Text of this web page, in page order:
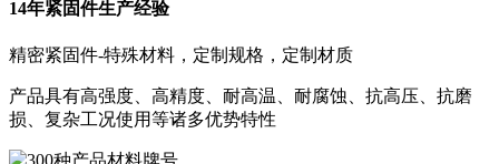
14年紧固件生产经验
精密紧固件-特殊材料，定制规格，定制材质
产品具有高强度、高精度、耐高温、耐腐蚀、抗高压、抗磨
损、复杂工况使用等诸多优势特性